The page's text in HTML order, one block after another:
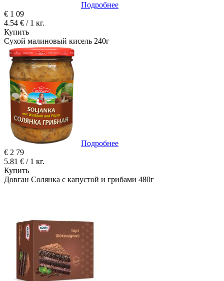
Подробнее
€ 1 09
4.54 € / 1 кг.
Купить
Сухой малиновый кисель 240г
Подробнее
€ 2 79
5.81 € / 1 кг.
Купить
Довган Солянка с капустой и грибами 480г